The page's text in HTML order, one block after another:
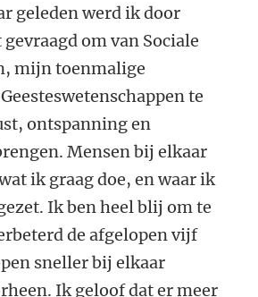
geleden werd ik door
om van Sociale
mijn toenmalige
te
ontspanning en
Mensen bij elkaar
ik graag doe, en waar ik
Ik ben heel blij om te
de afgelopen vijf
sneller bij elkaar
Ik geloof dat er meer